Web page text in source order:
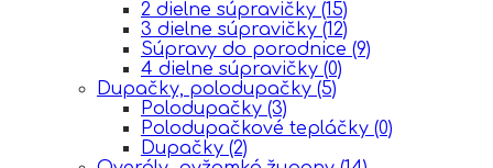
2 dielne súpravičky (15)
3 dielne súpravičky (12)
Súpravy do porodnice (9)
4 dielne súpravičky (0)
Dupačky, polodupačky (5)
Polodupačky (3)
Polodupačkové tepláčky (0)
Dupačky (2)